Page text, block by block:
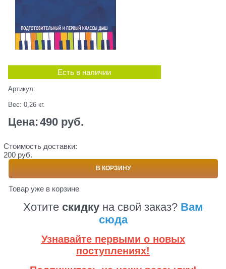
Есть в наличии
Артикул:
Вес: 0,26 кг.
Цена:490 руб.
Стоимость доставки:
200 руб.
В КОРЗИНУ
Товар уже в корзине
Хотите скидку на свой заказ? Вам
сюда
Узнавайте первыми о новых
поступлениях!